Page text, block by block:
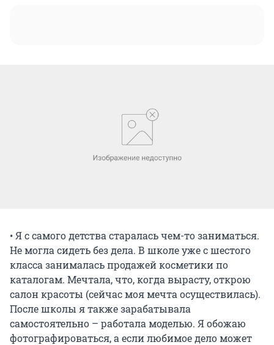
• Я с самого детства старалась чем-то заниматься.
Не могла сидеть без дела. В школе уже с шестого
класса занималась продажей косметики по
каталогам. Мечтала, что, когда вырасту, открою
салон красоты (сейчас моя мечта осуществилась).
После школы я также зарабатывала
самостоятельно – работала моделью. Я обожаю
фотографироваться, а если любимое дело может